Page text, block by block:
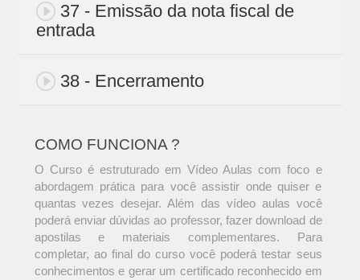
37 - Emissão da nota fiscal de
entrada
38 - Encerramento
COMO FUNCIONA ?
O Curso é estruturado em Vídeo Aulas com foco e
abordagem prática para você assistir onde quiser e
quantas vezes desejar. Além das vídeo aulas você
poderá enviar dúvidas ao professor, fazer download de
apostilas e materiais complementares. Para
completar, ao final do curso você poderá testar seus
conhecimentos e gerar um certificado reconhecido em